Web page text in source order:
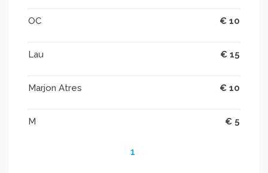
OC € 10
Lau € 15
Marjon Atres € 10
M € 5
1